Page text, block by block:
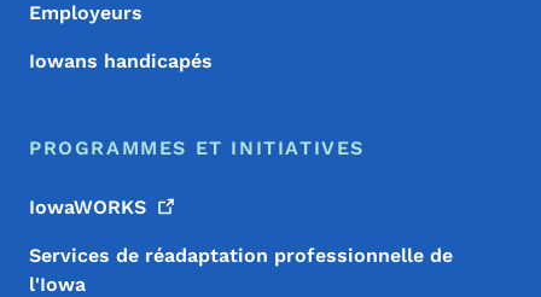
Employeurs
Iowans handicapés
PROGRAMMES ET INITIATIVES
IowaWORKS
Services de réadaptation professionnelle de
l'Iowa